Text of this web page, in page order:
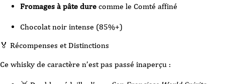
Fromages à pâte dure comme le Comté affiné
Chocolat noir intense (85%+)
🏅 Récompenses et Distinctions
Ce whisky de caractère n’est pas passé inaperçu :